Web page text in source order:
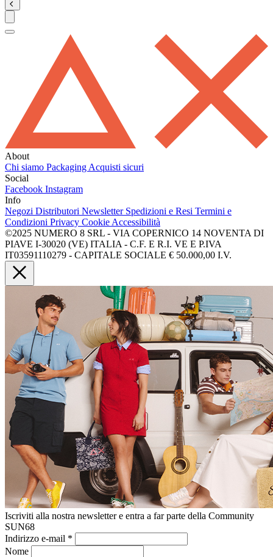
About
Chi siamo Packaging Acquisti sicuri
Social
Facebook Instagram
Info
Negozi Distributori Newsletter Spedizioni e Resi Termini e
Condizioni Privacy Cookie Accessibilità
©2025 NUMERO 8 SRL - VIA COPERNICO 14 NOVENTA DI
PIAVE I-30020 (VE) ITALIA - C.F. E R.I. VE E P.IVA
IT03591110279 - CAPITALE SOCIALE € 50.000,00 I.V.
Iscriviti alla nostra newsletter e entra a far parte della Community
SUN68
Indirizzo e-mail *
Nome